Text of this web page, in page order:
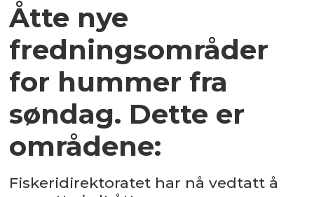
Åtte nye
fredningsområder
for hummer fra
søndag. Dette er
områdene:
Fiskeridirektoratet har nå vedtatt å